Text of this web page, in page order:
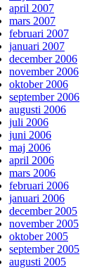
april 2007
mars 2007
februari 2007
januari 2007
december 2006
november 2006
oktober 2006
september 2006
augusti 2006
juli 2006
juni 2006
maj 2006
april 2006
mars 2006
februari 2006
januari 2006
december 2005
november 2005
oktober 2005
september 2005
augusti 2005